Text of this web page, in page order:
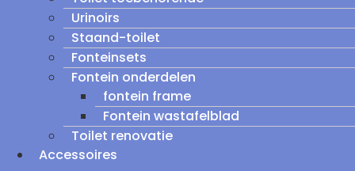
Urinoirs
Staand-toilet
Fonteinsets
Fontein onderdelen
fontein frame
Fontein wastafelblad
Toilet renovatie
Accessoires